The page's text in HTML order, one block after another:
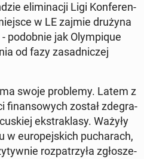
eli­mi­na­cji Ligi Kon­fe­ren­
w LE zajmie drużyna
po­dob­nie jak Olym­pi­que
od fazy za­sad­ni­czej
swoje pro­ble­my. Latem z
fi­nan­so­wych został zde­gra­
eks­tra­kla­sy. Ważyły
w eu­ro­pej­skich pu­cha­rach,
roz­pa­trzy­ła zgło­sze­